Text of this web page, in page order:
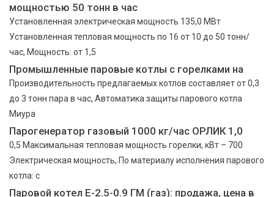
мощностью 50 тонн в час
Установленная электрическая мощность 135,0 МВт
Установленная тепловая мощность по 16 от 10 до 50 тонн/
час, Мощность: от 1,5
Промышленные паровые котлы с горелками на
Производительность предлагаемых котлов составляет от 0,3
до 3 тонн пара в час, Автоматика защиты парового котла
Миура
Парогенератор газовый 1000 кг/час ОРЛИК 1,0
0,5 Максимальная тепловая мощность горелки, кВт – 700
Электрическая мощность, По материалу исполнения парового
котла: с
Паровой котел Е-2.5-0.9 ГМ (газ): продажа, цена в